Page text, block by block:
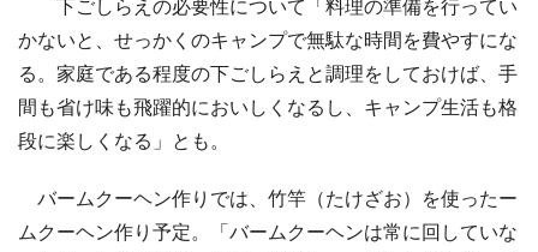
下ごしらえの必要性について「料理の準備を行ってい
かないと、せっかくのキャンプで無駄な時間を費やすにな
る。家庭である程度の下ごしらえと調理をしておけば、手
間も省け味も飛躍的においしくなるし、キャンプ生活も格
段に楽しくなる」とも。
バームクーヘン作りでは、竹竿（たけざお）を使ったー
ムクーヘン作り予定。「バームクーヘンは常に回していな